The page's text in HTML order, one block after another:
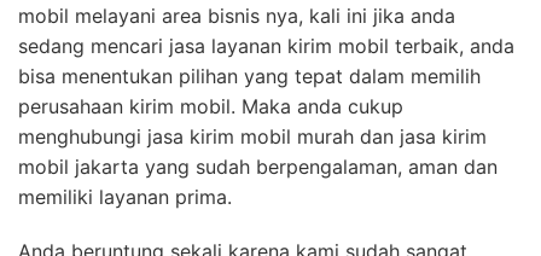
mobil melayani area bisnis nya, kali ini jika anda
sedang mencari jasa layanan kirim mobil terbaik, anda
bisa menentukan pilihan yang tepat dalam memilih
perusahaan kirim mobil. Maka anda cukup
menghubungi jasa kirim mobil murah dan jasa kirim
mobil jakarta yang sudah berpengalaman, aman dan
memiliki layanan prima.